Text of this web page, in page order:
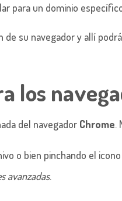
para un dominio
su navegador y allí
los
del navegador Chrome.
o bien pinchando el
avanzadas.